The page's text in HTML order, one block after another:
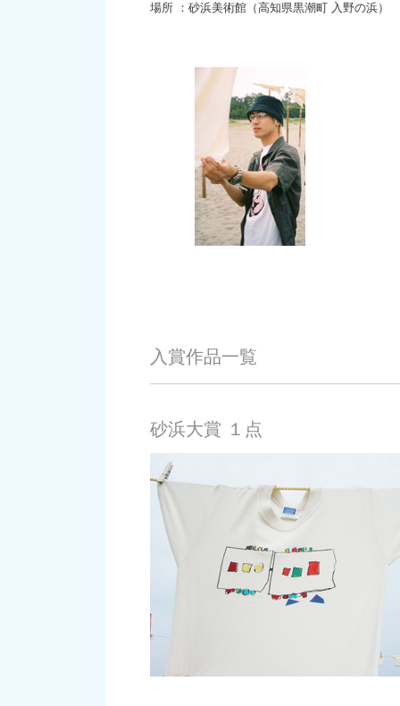
場所 ：砂浜美術館（高知県黒潮町 入野の浜）
入賞作品一覧
砂浜大賞 １点